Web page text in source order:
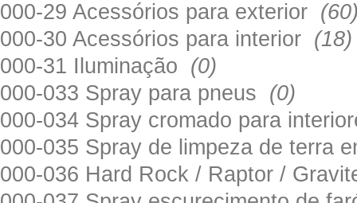
000-29 Acessórios para exterior
000-30 Acessórios para interior (18)
000-31 Iluminação (0)
000-033 Spray para pneus (0)
000-034 Spray cromado para
000-035 Spray de limpeza de terra
000-036 Hard Rock / Raptor /